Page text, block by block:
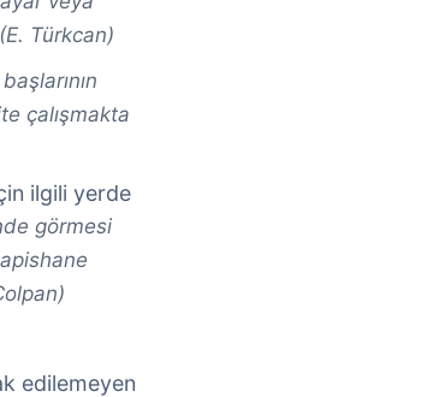
Türkcan)
çalışmakta
ilgili yerde
görmesi
edilemeyen